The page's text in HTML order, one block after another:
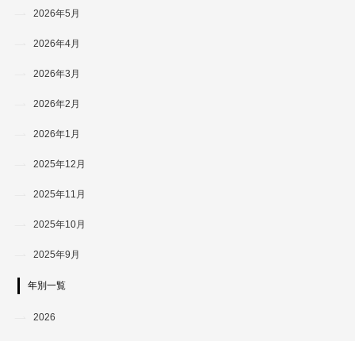
2026年5月
2026年4月
2026年3月
2026年2月
2026年1月
2025年12月
2025年11月
2025年10月
2025年9月
年別一覧
2026